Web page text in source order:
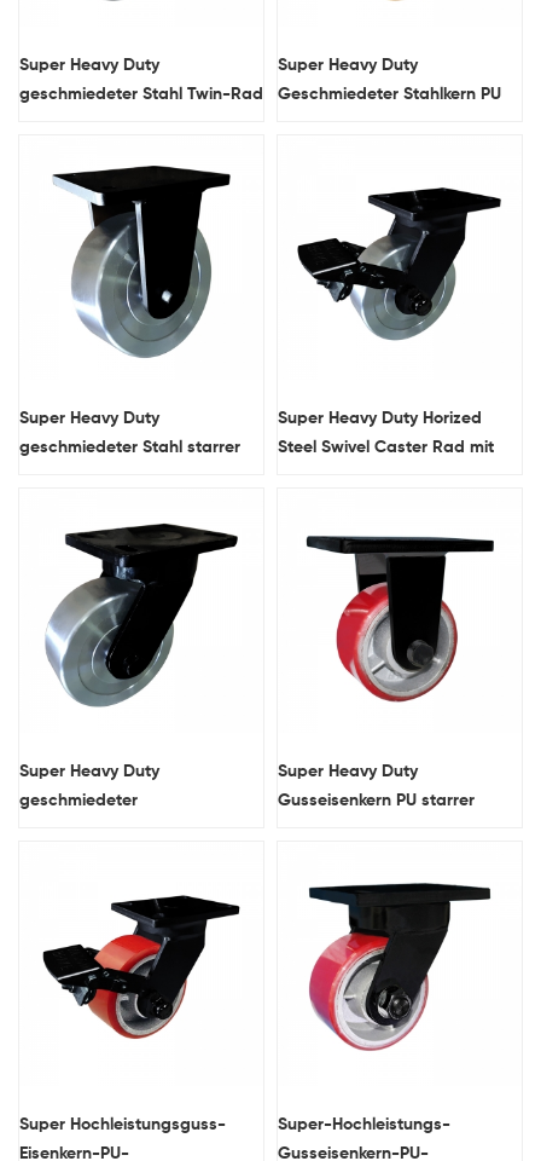
Super Heavy Duty
geschmiedeter Stahl Twin-Rad
Super Heavy Duty
Geschmiedeter Stahlkern PU
Super Heavy Duty
geschmiedeter Stahl starrer
Super Heavy Duty Horized
Steel Swivel Caster Rad mit
Super Heavy Duty
geschmiedeter
Super Heavy Duty
Gusseisenkern PU starrer
Super Hochleistungsguss-
Eisenkern-PU-
Super-Hochleistungs-
Gusseisenkern-PU-